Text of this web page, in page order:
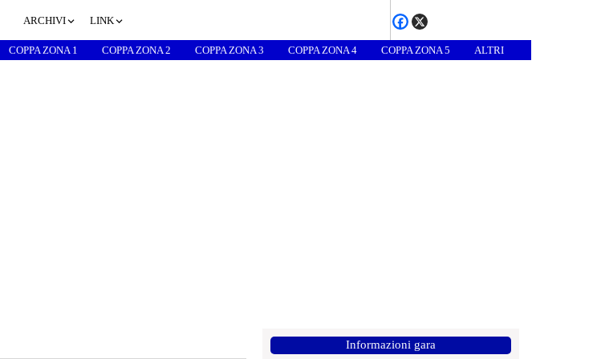
ARCHIVI LINK
COPPA ZONA 1 COPPA ZONA 2 COPPA ZONA 3 COPPA ZONA 4 COPPA ZONA 5 ALTRI
Informazioni gara